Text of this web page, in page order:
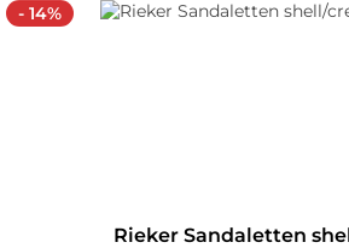
- 14%
Rieker Sandaletten